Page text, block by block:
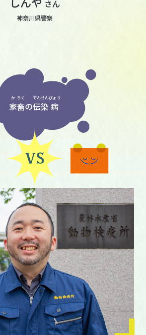
さん
神奈川県警察
家
か
畜
ちく
の伝
でん
染
せん
病
びょう